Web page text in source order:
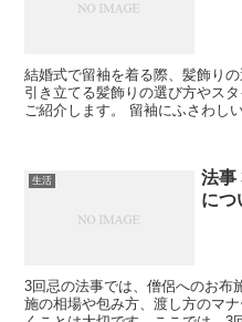
結婚式で留袖を着る際、髪飾り
引き立てる髪飾りの選び方やス
ご紹介します。 留袖にふさわし
生活
法事
につ
3回忌の法事では、僧侶へのお布
施の相場や包み方、渡し方のマ